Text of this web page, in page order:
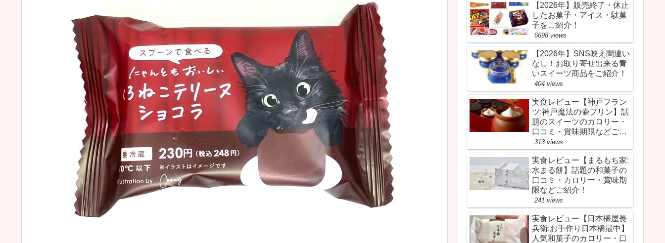
【2026年】販売終了・休止
したお菓子・アイス・駄菓
子をご紹介！
6698 views
【2026年】SNS映え間違い
なし！お取り寄せ出来る青
いスイーツ商品をご紹介！
404 views
実食レビュー【神戸フラン
ツ:神戸魔法の壷プリン】話
題のスイーツのカロリー・
口コミ・賞味期限などご紹
介！
313 views
実食レビュー【まるもち家:
水まる餅】話題の和菓子の
口コミ・カロリー・賞味期
限などご紹介！
241 views
実食レビュー【日本橋屋長
兵衛:お手作り日本橋最中】
人気和菓子のカロリー・口